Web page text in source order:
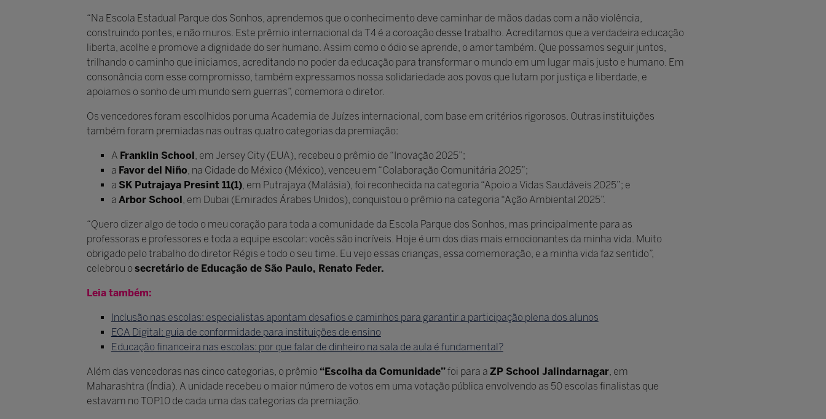
“Na Escola Estadual Parque dos Sonhos, aprendemos que o conhecimento deve caminhar de mãos dadas com a não violência,
construindo pontes, e não muros. Este prêmio internacional da T4 é a coroação desse trabalho. Acreditamos que a verdadeira educação
liberta, acolhe e promove a dignidade do ser humano. Assim como o ódio se aprende, o amor também. Que possamos seguir juntos,
trilhando o caminho que iniciamos, acreditando no poder da educação para transformar o mundo em um lugar mais justo e humano. Em
consonância com esse compromisso, também expressamos nossa solidariedade aos povos que lutam por justiça e liberdade, e
apoiamos o sonho de um mundo sem guerras”, comemora o diretor.
Os vencedores foram escolhidos por uma Academia de Juízes internacional, com base em critérios rigorosos. Outras instituições
também foram premiadas nas outras quatro categorias da premiação:
A Franklin School, em Jersey City (EUA), recebeu o prêmio de “Inovação 2025”;
a Favor del Niño, na Cidade do México (México), venceu em “Colaboração Comunitária 2025”;
a SK Putrajaya Presint 11(1), em Putrajaya (Malásia), foi reconhecida na categoria “Apoio a Vidas Saudáveis 2025”; e
a Arbor School, em Dubai (Emirados Árabes Unidos), conquistou o prêmio na categoria “Ação Ambiental 2025”.
“Quero dizer algo de todo o meu coração para toda a comunidade da Escola Parque dos Sonhos, mas principalmente para as
professoras e professores e toda a equipe escolar: vocês são incríveis. Hoje é um dos dias mais emocionantes da minha vida. Muito
obrigado pelo trabalho do diretor Régis e todo o seu time. Eu vejo essas crianças, essa comemoração, e a minha vida faz sentido”,
celebrou osecretário de Educação de São Paulo, Renato Feder.
Leia também:
Inclusão nas escolas: especialistas apontam desafios e caminhos para garantir a participação plena dos alunos
ECA Digital: guia de conformidade para instituições de ensino
Educação financeira nas escolas: por que falar de dinheiro na sala de aula é fundamental?
Além das vencedoras nas cinco categorias, o prêmio “Escolha da Comunidade”foi para a ZP School Jalindarnagar, em
Maharashtra (Índia). A unidade recebeu o maior número de votos em uma votação pública envolvendo as 50 escolas finalistas que
estavam no TOP10 de cada uma das categorias da premiação.